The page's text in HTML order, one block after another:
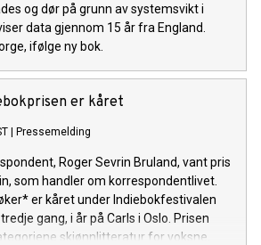
og dør på grunn av systemsvikt i
data gjennom 15 år fra England.
ifølge ny bok.
er kåret
| Pressemelding
Roger Sevrin Bruland, vant pris
som handler om korrespondentlivet.
er kåret under Indiebokfestivalen
gang, i år på Carls i Oslo. Prisen
skjønnlitteratur for voksne,